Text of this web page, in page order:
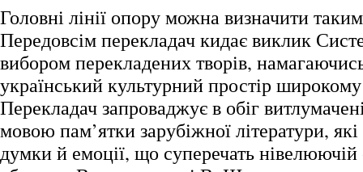
Головні лінії опору можна визначити
Передовсім перекладач кидає виклик
вибором перекладених творів,
український культурний простір широкому
Перекладач запроваджує в обіг
мовою пам’ятки зарубіжної літератури,
думки й емоції, що суперечать нівелюючій